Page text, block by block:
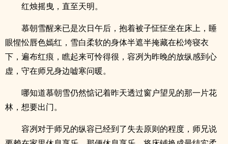
红烛摇曳，直至天明。
慕朝雪醒来已是次日午后，抱着被子怔怔坐在床上，睡
眼惺忪唇色嫣红，雪白柔软的身体半遮半掩藏在松垮寝衣
下，遍布红痕，瞧起来可怜得很，容冽为昨晚的放纵感到心
虚，守在师兄身边嘘寒问暖。
哪知道慕朝雪仍然惦记着昨天透过窗户望见的那一片花
林，想要出门。
容冽对于师兄的纵容已经到了失去原则的程度，师兄说